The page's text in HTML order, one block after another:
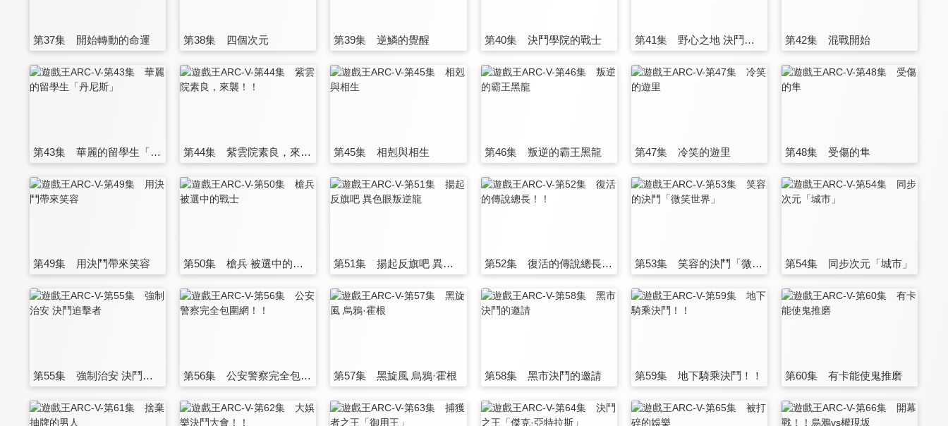
第37集 開始轉動的命運 第38集 四個次元 第39集 逆鱗的覺醒 第40集 決鬥學院的戰士 第41集 野心之地 決鬥學院 第42集 混戰開始
第43集 華麗的留學生「丹尼斯」 第44集 紫雲院素良，來襲！！ 第45集 相剋與相生 第46集 叛逆的霸王黑龍 第47集 冷笑的遊里 第48集 受傷的隼
第49集 用決鬥帶來笑容 第50集 槍兵 被選中的戰士 第51集 揚起反旗吧 異色眼叛逆龍 第52集 復活的傳說總長！！ 第53集 笑容的決鬥「微笑世界」 第54集 同步次元「城市」
第55集 強制治安 決鬥追擊者 第56集 公安警察完全包圍網！！ 第57集 黑旋風 烏鴉·霍根 第58集 黑市決鬥的邀請 第59集 地下騎乘決鬥！！ 第60集 有卡能使鬼推磨